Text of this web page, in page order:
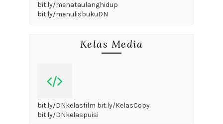
bit.ly/menataulanghidup
bit.ly/menulisbukuDN
Kelas Media
bit.ly/DNkelasfilm bit.ly/KelasCopy
bit.ly/DNkelaspuisi